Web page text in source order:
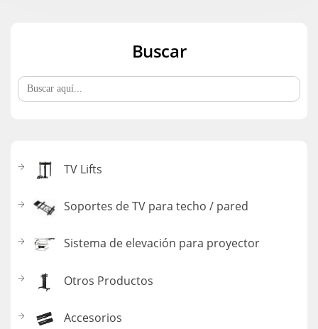
Buscar
Buscar:
TV Lifts
Soportes de TV para techo / pared
Sistema de elevación para proyector
Otros Productos
Accesorios